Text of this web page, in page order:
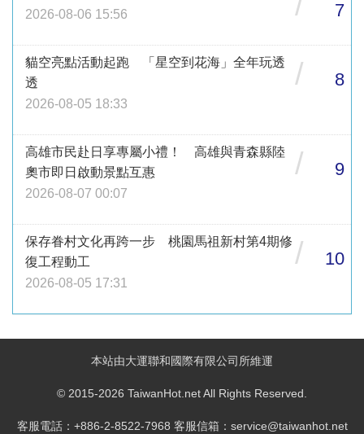
2026-08-06 15:56
7
貓空亮點活動起跑 「星空到花海」全年玩透
透
2026-08-05 18:33
/ 8
高雄市民赴日享專屬小禮！ 高雄與青森縣陸
奧市即日啟動景點互惠
2026-08-07 00:07
/ 9
保存眷村文化再跨一步 桃園馬祖新村第4期修
復工程動工
2026-08-05 17:31
/ 10
本站由大運聯和國際有限公司所維運
© 2015-2026 TaiwanHot.net All Rights Reserved.
客服電話：+886-2-8522-7968 客服信箱：service@taiwanhot.net